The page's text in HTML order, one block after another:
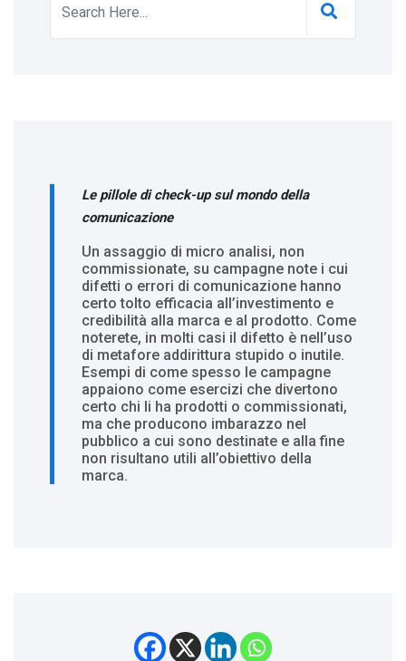
Le pillole di check-up sul mondo della
comunicazione
Un assaggio di micro analisi, non
commissionate, su campagne note i cui
difetti o errori di comunicazione hanno
certo tolto efficacia all’investimento e
credibilità alla marca e al prodotto. Come
noterete, in molti casi il difetto è nell’uso
di metafore addirittura stupido o inutile.
Esempi di come spesso le campagne
appaiono come esercizi che divertono
certo chi li ha prodotti o commissionati,
ma che producono imbarazzo nel
pubblico a cui sono destinate e alla fine
non risultano utili all’obiettivo della
marca.